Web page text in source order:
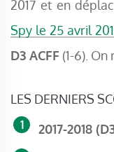
2017 et en
Spy le 25 avril
D3 ACFF (1-6).
LES DERNIERS
2017-2018